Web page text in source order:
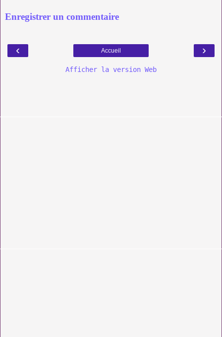
Enregistrer un commentaire
‹ ›
Accueil
Afficher la version Web